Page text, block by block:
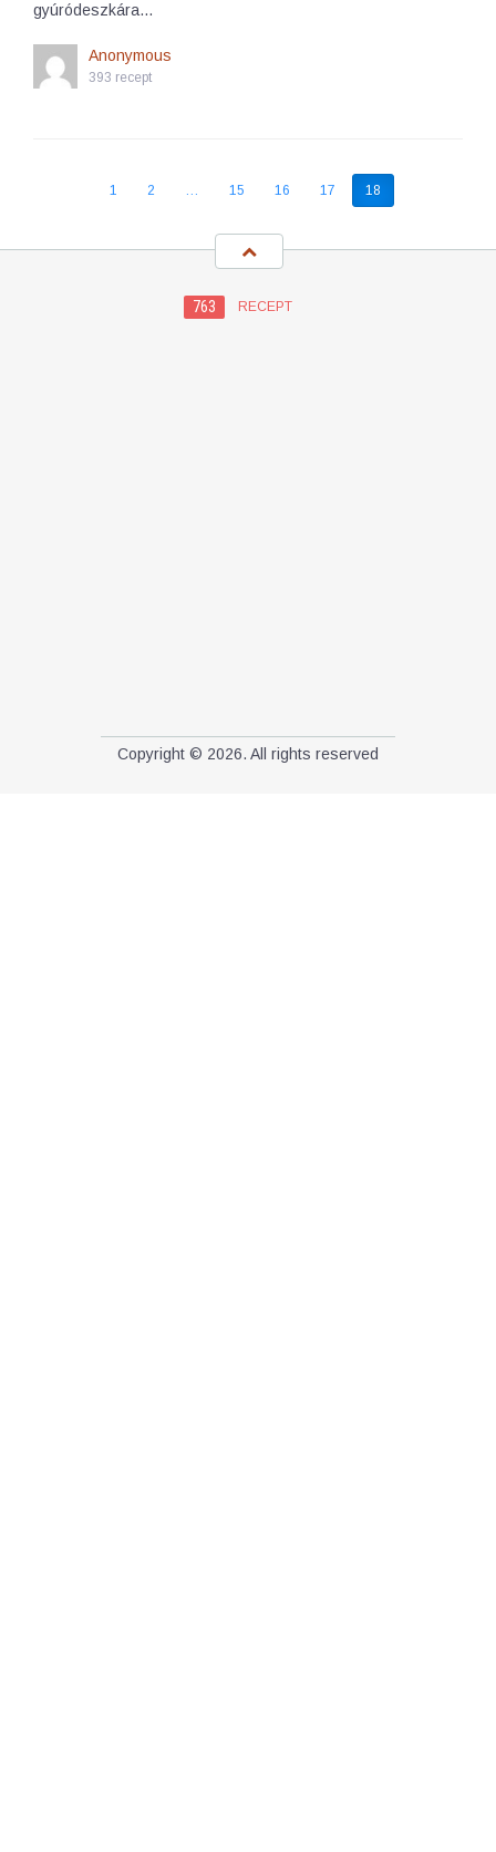
gyúródeszkára…
Anonymous
393 recept
1 2 … 15 16 17 18
763 RECEPT
Copyright © 2026. All rights reserved